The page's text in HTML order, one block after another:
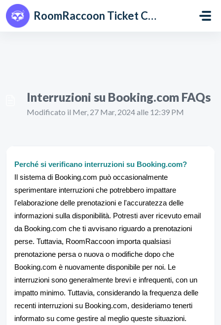
Salta al contenuto principale
RoomRaccoon Ticket Centre
Interruzioni su Booking.com FAQs
Modificato il Mer, 27 Mar, 2024 alle 12:39 PM
Perché si verificano interruzioni su Booking.com?
Il sistema di Booking.com può occasionalmente
sperimentare interruzioni che potrebbero impattare
l'elaborazione delle prenotazioni e l'accuratezza delle
informazioni sulla disponibilità. Potresti aver ricevuto email
da Booking.com che ti avvisano riguardo a prenotazioni
perse. Tuttavia, RoomRaccoon importa qualsiasi
prenotazione persa o nuova o modifiche dopo che
Booking.com è nuovamente disponibile per noi. Le
interruzioni sono generalmente brevi e infrequenti, con un
impatto minimo. Tuttavia, considerando la frequenza delle
recenti interruzioni su Booking.com, desideriamo tenerti
informato su come gestire al meglio queste situazioni.